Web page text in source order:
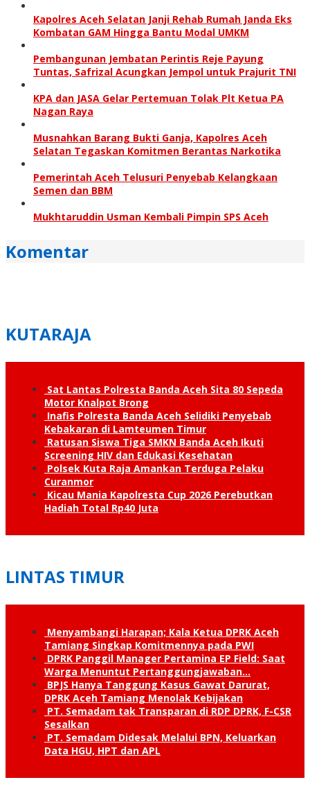
Kapolres Aceh Selatan Janji Rehab Rumah Janda Eks
Kombatan GAM Hingga Bantu Modal UMKM
Pembangunan Jembatan Perintis Reje Payung
Tuntas, Safrizal Acungkan Jempol untuk Prajurit TNI
KPA dan JASA Gelar Pertemuan Tolak Plt Ketua PA
Nagan Raya
Musnahkan Barang Bukti Ganja, Kapolres Aceh
Selatan Tegaskan Komitmen Berantas Narkotika
Pemerintah Aceh Telusuri Penyebab Kelangkaan
Semen dan BBM
Mukhtaruddin Usman Kembali Pimpin SPS Aceh
Komentar
KUTARAJA
Sat Lantas Polresta Banda Aceh Sita 80 Sepeda
Motor Knalpot Brong
Inafis Polresta Banda Aceh Selidiki Penyebab
Kebakaran di Lamteumen Timur
Ratusan Siswa Tiga SMKN Banda Aceh Ikuti
Screening HIV dan Edukasi Kesehatan
Polsek Kuta Raja Amankan Terduga Pelaku
Curanmor
Kicau Mania Kapolresta Cup 2026 Perebutkan
Hadiah Total Rp40 Juta
LINTAS TIMUR
Menyambangi Harapan; Kala Ketua DPRK Aceh
Tamiang Singkap Komitmennya pada PWI
DPRK Panggil Manager Pertamina EP Field: Saat
Warga Menuntut Pertanggung­jawaban…
BPJS Hanya Tanggung Kasus Gawat Darurat,
DPRK Aceh Tamiang Menolak Kebijakan
PT. Semadam tak Transparan di RDP DPRK, F-CSR
Sesalkan
PT. Semadam Didesak Melalui BPN, Keluarkan
Data HGU, HPT dan APL